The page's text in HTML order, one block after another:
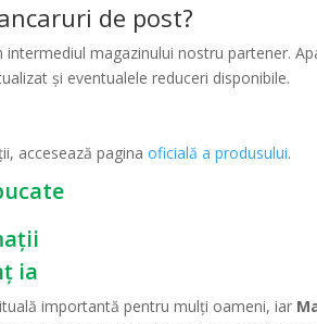
de post?
intermediul magazinului nostru partener.
și eventualele reduceri disponibile.
accesează paginaoficială a produsului.
ia
importantă pentru mulți oameni, iar